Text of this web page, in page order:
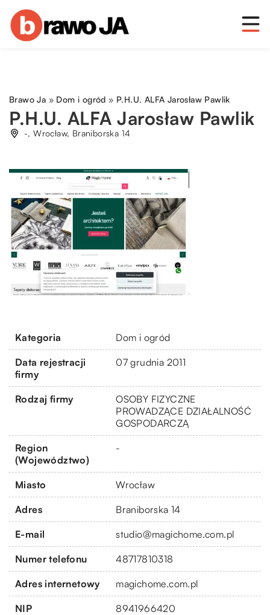
Brawo Ja » Dom i ogród » P.H.U. ALFA Jarosław Pawlik
P.H.U. ALFA Jarosław Pawlik
-, Wrocław, Braniborska 14
Kategoria Dom i ogród
Data rejestracji
firmy
07 grudnia 2011
Rodzaj firmy
OSOBY FIZYCZNE
PROWADZĄCE DZIAŁALNOŚĆ
GOSPODARCZĄ
Region
(Województwo)
-
Miasto Wrocław
Adres Braniborska 14
E-mail studio@magichome.com.pl
Numer telefonu 48717810318
Adres internetowy magichome.com.pl
NIP 8941966420